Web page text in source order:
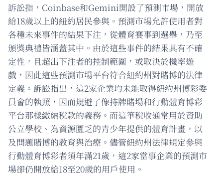
訴訟指，Coinbase和Gemini開設了預測市場，開放
給18歲以上的紐約居民參與。預測市場允許使用者對
各種未來事件的結果下注，從體育賽事到選舉，乃至
頒獎典禮皆涵蓋其中。由於這些事件的結果具有不確
定性，且超出下注者的控制範圍，或取決於機率遊
戲，因此這些預測市場平台符合紐約州對賭博的法律
定義。訴訟指出，這2家企業均未能取得紐約州博彩委
員會的執照，因而規避了像持牌賭場和行動體育博彩
平台那樣繳納稅款的義務。而這筆稅收通常用於資助
公立學校、為資源匱乏的青少年提供的體育計畫，以
及問題賭博的教育與治療。儘管紐約州法律規定參與
行動體育博彩者須年滿21歲，這2家當事企業的預測市
場卻仍開放給18至20歲的用戶使用。